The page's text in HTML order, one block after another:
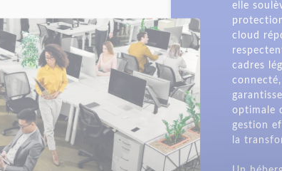
elle
cloud
cadres
optimale
gestion
la